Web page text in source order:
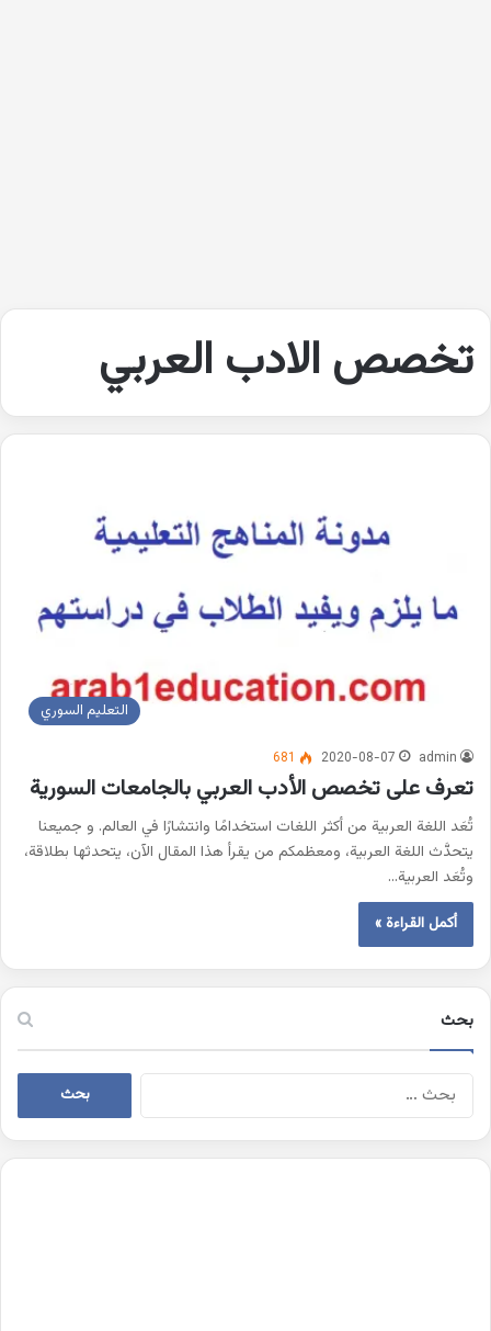
تخصص الادب العربي
التعليم السوري
admin
2020-08-07
681
تعرف على تخصص الأدب العربي بالجامعات السورية
تُعَد اللغة العربية من أكثر اللغات استخدامًا وانتشارًا في العالم. و جميعنا
يتحدَّث اللغة العربية، ومعظمكم من يقرأ هذا المقال الآن، يتحدثها بطلاقة،
وتُعَد العربية…
أكمل القراءة »
بحث
البحث